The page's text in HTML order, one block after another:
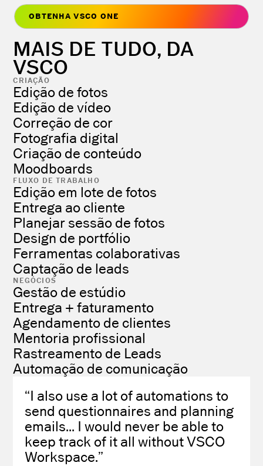
OBTENHA VSCO ONE
MAIS DE TUDO, DA
VSCO
CRIAÇÃO
Edição de fotos
Edição de vídeo
Correção de cor
Fotografia digital
Criação de conteúdo
Moodboards
FLUXO DE TRABALHO
Edição em lote de fotos
Entrega ao cliente
Planejar sessão de fotos
Design de portfólio
Ferramentas colaborativas
Captação de leads
NEGÓCIOS
Gestão de estúdio
Entrega + faturamento
Agendamento de clientes
Mentoria profissional
Rastreamento de Leads
Automação de comunicação
“I also use a lot of automations to
send questionnaires and planning
emails... I would never be able to
keep track of it all without VSCO
Workspace.”